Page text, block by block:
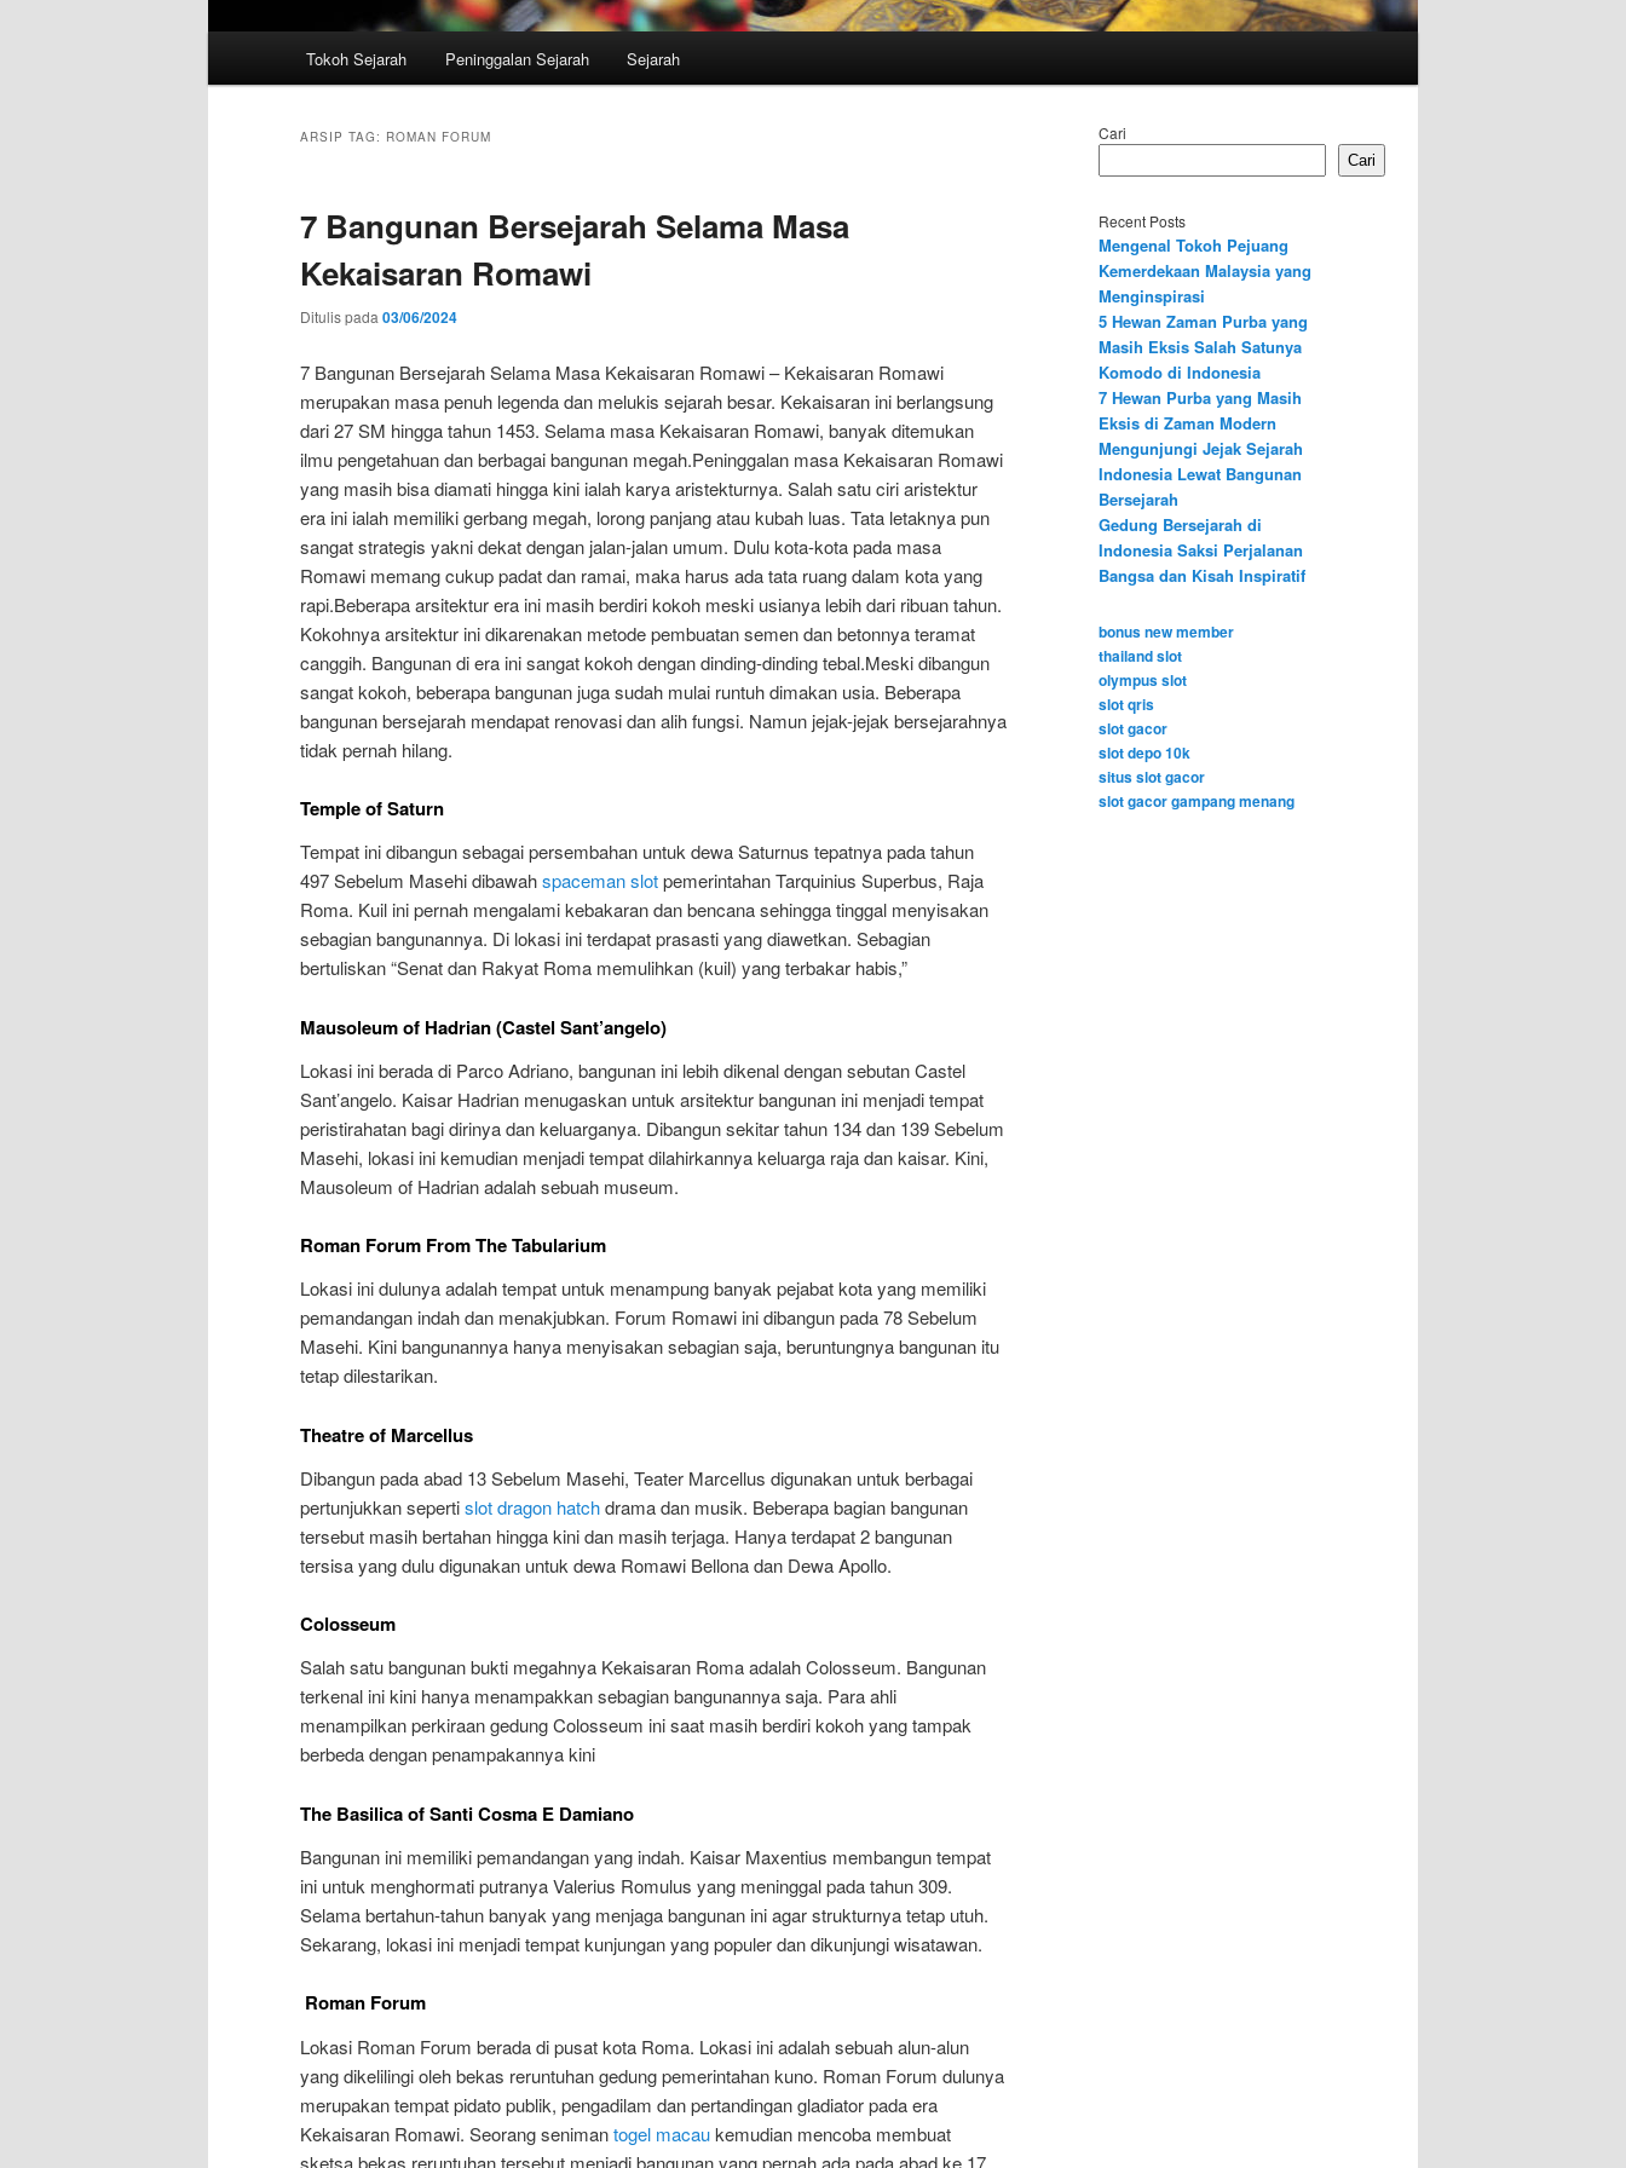
Tokoh Sejarah Peninggalan Sejarah Sejarah
ARSIP TAG: ROMAN FORUM
7 Bangunan Bersejarah Selama Masa
Kekaisaran Romawi
Ditulis pada 03/06/2024
7 Bangunan Bersejarah Selama Masa Kekaisaran Romawi – Kekaisaran Romawi
merupakan masa penuh legenda dan melukis sejarah besar. Kekaisaran ini berlangsung
dari 27 SM hingga tahun 1453. Selama masa Kekaisaran Romawi, banyak ditemukan
ilmu pengetahuan dan berbagai bangunan megah.Peninggalan masa Kekaisaran Romawi
yang masih bisa diamati hingga kini ialah karya aristekturnya. Salah satu ciri aristektur
era ini ialah memiliki gerbang megah, lorong panjang atau kubah luas. Tata letaknya pun
sangat strategis yakni dekat dengan jalan-jalan umum. Dulu kota-kota pada masa
Romawi memang cukup padat dan ramai, maka harus ada tata ruang dalam kota yang
rapi.Beberapa arsitektur era ini masih berdiri kokoh meski usianya lebih dari ribuan tahun.
Kokohnya arsitektur ini dikarenakan metode pembuatan semen dan betonnya teramat
canggih. Bangunan di era ini sangat kokoh dengan dinding-dinding tebal.Meski dibangun
sangat kokoh, beberapa bangunan juga sudah mulai runtuh dimakan usia. Beberapa
bangunan bersejarah mendapat renovasi dan alih fungsi. Namun jejak-jejak bersejarahnya
tidak pernah hilang.
Temple of Saturn
Tempat ini dibangun sebagai persembahan untuk dewa Saturnus tepatnya pada tahun
497 Sebelum Masehi dibawahspaceman slotpemerintahan Tarquinius Superbus, Raja
Roma. Kuil ini pernah mengalami kebakaran dan bencana sehingga tinggal menyisakan
sebagian bangunannya. Di lokasi ini terdapat prasasti yang diawetkan. Sebagian
bertuliskan “Senat dan Rakyat Roma memulihkan (kuil) yang terbakar habis,”
Mausoleum of Hadrian (Castel Sant’angelo)
Lokasi ini berada di Parco Adriano, bangunan ini lebih dikenal dengan sebutan Castel
Sant’angelo. Kaisar Hadrian menugaskan untuk arsitektur bangunan ini menjadi tempat
peristirahatan bagi dirinya dan keluarganya. Dibangun sekitar tahun 134 dan 139 Sebelum
Masehi, lokasi ini kemudian menjadi tempat dilahirkannya keluarga raja dan kaisar. Kini,
Mausoleum of Hadrian adalah sebuah museum.
Roman Forum From The Tabularium
Lokasi ini dulunya adalah tempat untuk menampung banyak pejabat kota yang memiliki
pemandangan indah dan menakjubkan. Forum Romawi ini dibangun pada 78 Sebelum
Masehi. Kini bangunannya hanya menyisakan sebagian saja, beruntungnya bangunan itu
tetap dilestarikan.
Theatre of Marcellus
Dibangun pada abad 13 Sebelum Masehi, Teater Marcellus digunakan untuk berbagai
pertunjukkan sepertislot dragon hatchdrama dan musik. Beberapa bagian bangunan
tersebut masih bertahan hingga kini dan masih terjaga. Hanya terdapat 2 bangunan
tersisa yang dulu digunakan untuk dewa Romawi Bellona dan Dewa Apollo.
Colosseum
Salah satu bangunan bukti megahnya Kekaisaran Roma adalah Colosseum. Bangunan
terkenal ini kini hanya menampakkan sebagian bangunannya saja. Para ahli
menampilkan perkiraan gedung Colosseum ini saat masih berdiri kokoh yang tampak
berbeda dengan penampakannya kini
The Basilica of Santi Cosma E Damiano
Bangunan ini memiliki pemandangan yang indah. Kaisar Maxentius membangun tempat
ini untuk menghormati putranya Valerius Romulus yang meninggal pada tahun 309.
Selama bertahun-tahun banyak yang menjaga bangunan ini agar strukturnya tetap utuh.
Sekarang, lokasi ini menjadi tempat kunjungan yang populer dan dikunjungi wisatawan.
Roman Forum
Lokasi Roman Forum berada di pusat kota Roma. Lokasi ini adalah sebuah alun-alun
yang dikelilingi oleh bekas reruntuhan gedung pemerintahan kuno. Roman Forum dulunya
merupakan tempat pidato publik, pengadilam dan pertandingan gladiator pada era
Kekaisaran Romawi. Seorang senimantogel macaukemudian mencoba membuat
sketsa bekas reruntuhan tersebut menjadi bangunan yang pernah ada pada abad ke 17
Cari
Cari
Recent Posts
Mengenal Tokoh Pejuang
Kemerdekaan Malaysia yang
Menginspirasi
5 Hewan Zaman Purba yang
Masih Eksis Salah Satunya
Komodo di Indonesia
7 Hewan Purba yang Masih
Eksis di Zaman Modern
Mengunjungi Jejak Sejarah
Indonesia Lewat Bangunan
Bersejarah
Gedung Bersejarah di
Indonesia Saksi Perjalanan
Bangsa dan Kisah Inspiratif
bonus new member
thailand slot
olympus slot
slot qris
slot gacor
slot depo 10k
situs slot gacor
slot gacor gampang menang